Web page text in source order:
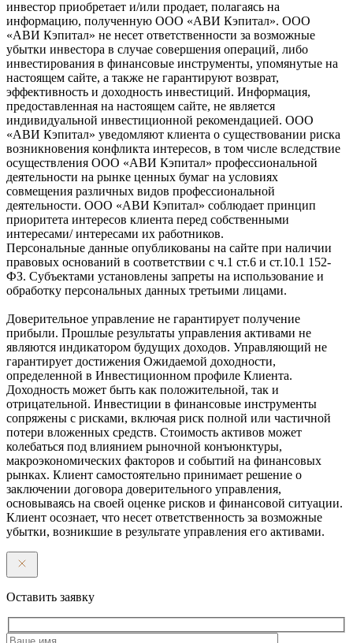
инвестор приобретает и/или продает, полагаясь на
информацию, полученную ООО «АВИ Кэпитал». ООО
«АВИ Кэпитал» не несет ответственности за возможные
убытки инвестора в случае совершения операций, либо
инвестирования в финансовые инструменты, упомянутые на
настоящем сайте, а также не гарантируют возврат,
эффективность и доходность инвестиций. Информация,
предоставленная на настоящем сайте, не является
индивидуальной инвестиционной рекомендацией. ООО
«АВИ Кэпитал» уведомляют клиента о существовании риска
возникновения конфликта интересов, в том числе вследствие
осуществления ООО «АВИ Кэпитал» профессиональной
деятельности на рынке ценных бумаг на условиях
совмещения различных видов профессиональной
деятельности. ООО «АВИ Кэпитал» соблюдает принцип
приоритета интересов клиента перед собственными
интересами/ интересами их работников.
Персональные данные опубликованы на сайте при наличии
правовых оснований в соответствии с ч.1 ст.6 и ст.10.1 152-
ФЗ. Субъектами установлены запреты на использование и
обработку персональных данных третьими лицами.
Доверительное управление не гарантирует получение
прибыли. Прошлые результаты управления активами не
являются индикатором будущих доходов. Управляющий не
гарантирует достижения Ожидаемой доходности,
определенной в Инвестиционном профиле Клиента.
Доходность может быть как положительной, так и
отрицательной. Инвестиции в финансовые инструменты
сопряжены с рисками, включая риск полной или частичной
потери вложенных средств. Стоимость активов может
колебаться под влиянием рыночной конъюнктуры,
макроэкономических факторов и событий на финансовых
рынках. Клиент самостоятельно принимает решение о
заключении договора доверительного управления,
основываясь на своей оценке рисков и финансовой ситуации.
Клиент осознает, что несет ответственность за возможные
убытки, возникшие в результате управления его активами.
Оставить заявку